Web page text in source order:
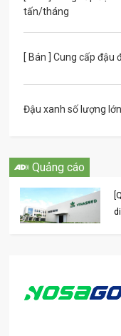
tấn/tháng
[ Bán ] Cung cấp đậu
Đậu xanh số lượng
Quảng cáo